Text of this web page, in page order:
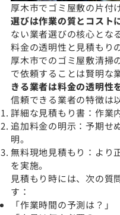
厚木市でゴミ屋敷の片付
選びは作業の質とコスト
ない業者選びの核心とな
料金の透明性と見積もり
厚木市でのゴミ屋敷清掃
で依頼することは賢明な
きる業者は料金の透明性
信頼できる業者の特徴は
詳細な見積もり書：作業
追加料金の明示：予期せ
明。
無料現地見積もり：より
を実施。
見積もり時には、次の質
す：
「作業時間の予測は？」